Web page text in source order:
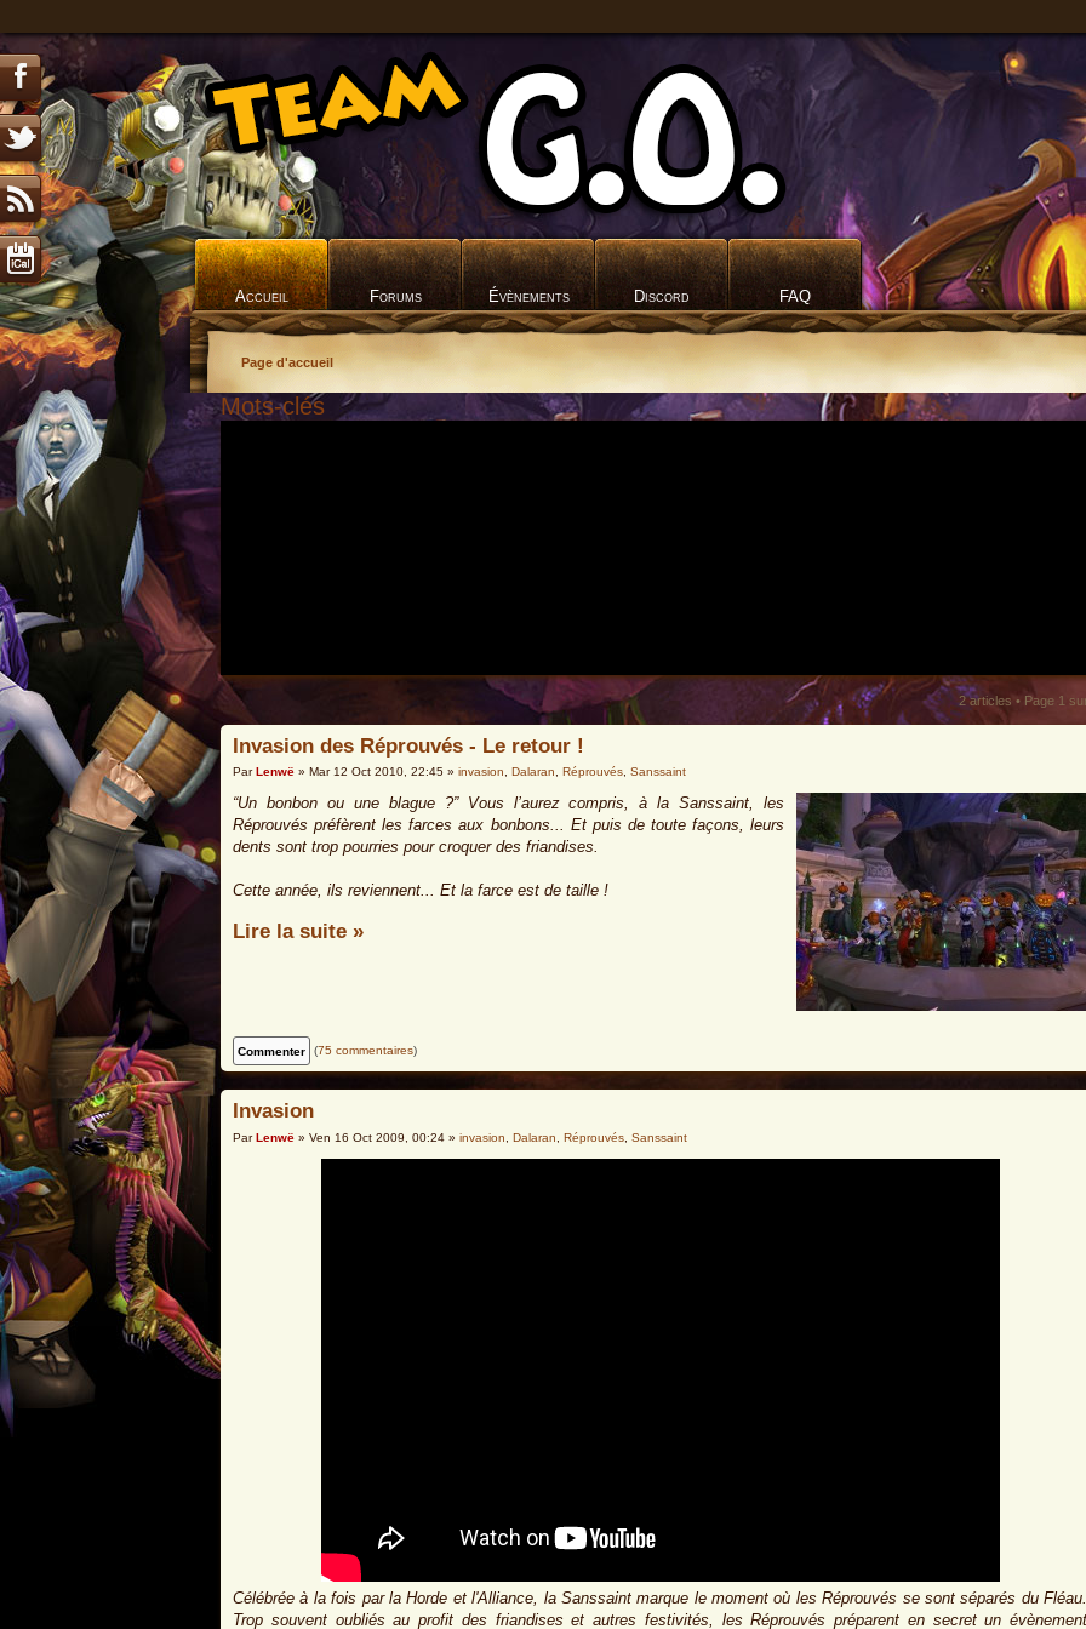
Accueil Forums Évènements Discord FAQ
Page d'accueil
Mots-clés
2 articles • Page 1
Invasion des Réprouvés - Le retour !
ParLenwë » Mar 12 Oct 2010, 22:45 » invasion Dalaran Réprouvés Sanssaint
“Un bonbon ou une blague ?” Vous l’aurez compris, à la Sanssaint, les
Réprouvés préfèrent les farces aux bonbons... Et puis de toute façons, leurs
dents sont trop pourries pour croquer des friandises.
Cette année, ils reviennent... Et la farce est de taille !
Lire la suite »
(75 commentaires)
Invasion
ParLenwë » Ven 16 Oct 2009, 00:24 » invasion Dalaran Réprouvés Sanssaint
Célébrée à la fois par la Horde et l'Alliance, la Sanssaint marque le moment où les Réprouvés se sont séparés du Fléau.
Trop souvent oubliés au profit des friandises et autres festivités, les Réprouvés préparent en secret un évènement